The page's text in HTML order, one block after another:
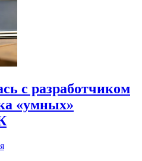
с разработчиком
«умных»